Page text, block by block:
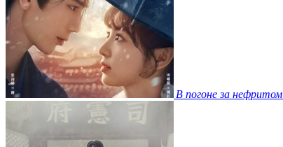
В погоне за нефритом